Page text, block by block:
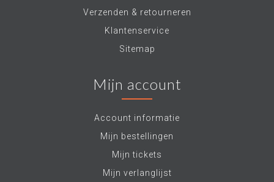
Verzenden & retourneren
Klantenservice
Sitemap
Mijn account
Account informatie
Mijn bestellingen
Mijn tickets
Mijn verlanglijst